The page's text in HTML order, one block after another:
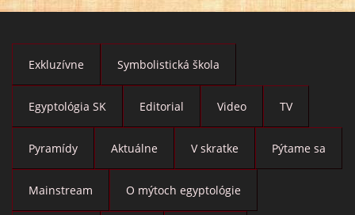
Exkluzívne Symbolistická škola
Egyptológia SK Editorial Video TV
Pyramídy Aktuálne V skratke Pýtame sa
Mainstream O mýtoch egyptológie